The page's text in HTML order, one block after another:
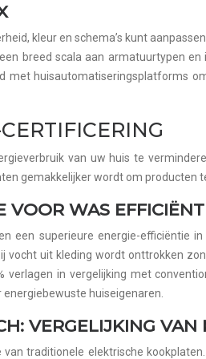
kleur en schema’s kunt
breed scala aan armatuurtypen
huisautomatiseringsplatforms
van uw huis te
gemakkelijker wordt om producten
VOOR WAS
een superieure energie-efficiëntie
uit kleding wordt onttrokken
in vergelijking met
huiseigenaren.
VERGELIJKING VAN
traditionele elektrische